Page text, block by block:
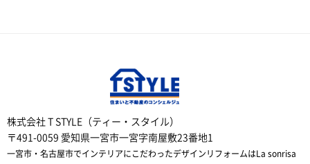
株式会社 T STYLE（ティー・スタイル）
〒491-0059 愛知県一宮市一宮字南屋敷23番地1
一宮市・名古屋市でインテリアにこだわったデザインリフォームはLa sonrisa